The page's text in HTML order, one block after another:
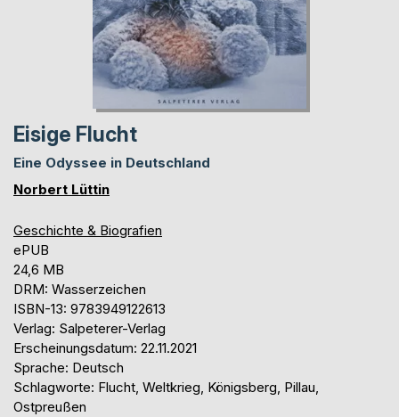
Eisige Flucht
Eine Odyssee in Deutschland
Norbert Lüttin
Geschichte & Biografien
ePUB
24,6 MB
DRM: Wasserzeichen
ISBN-13: 9783949122613
Verlag: Salpeterer-Verlag
Erscheinungsdatum: 22.11.2021
Sprache: Deutsch
Schlagworte: Flucht, Weltkrieg, Königsberg, Pillau,
Ostpreußen